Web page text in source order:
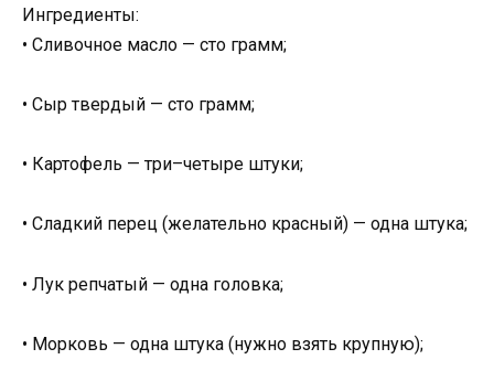
Ингредиенты:
• Сливочное масло — сто грамм;
• Сыр твердый — сто грамм;
• Картофель — три–четыре штуки;
• Сладкий перец (желательно красный) — одна штука;
• Лук репчатый — одна головка;
• Морковь — одна штука (нужно взять крупную);